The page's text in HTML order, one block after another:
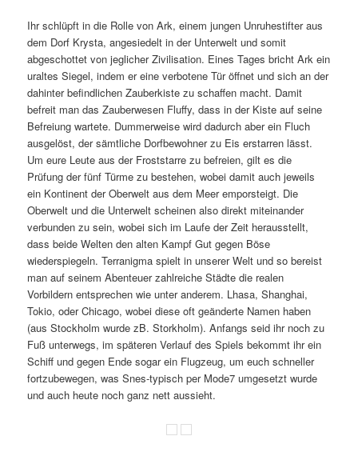
Ihr schlüpft in die Rolle von Ark, einem jungen Unruhestifter aus
dem Dorf Krysta, angesiedelt in der Unterwelt und somit
abgeschottet von jeglicher Zivilisation. Eines Tages bricht Ark ein
uraltes Siegel, indem er eine verbotene Tür öffnet und sich an der
dahinter befindlichen Zauberkiste zu schaffen macht. Damit
befreit man das Zauberwesen Fluffy, dass in der Kiste auf seine
Befreiung wartete. Dummerweise wird dadurch aber ein Fluch
ausgelöst, der sämtliche Dorfbewohner zu Eis erstarren lässt.
Um eure Leute aus der Froststarre zu befreien, gilt es die
Prüfung der fünf Türme zu bestehen, wobei damit auch jeweils
ein Kontinent der Oberwelt aus dem Meer emporsteigt. Die
Oberwelt und die Unterwelt scheinen also direkt miteinander
verbunden zu sein, wobei sich im Laufe der Zeit herausstellt,
dass beide Welten den alten Kampf Gut gegen Böse
wiederspiegeln. Terranigma spielt in unserer Welt und so bereist
man auf seinem Abenteuer zahlreiche Städte die realen
Vorbildern entsprechen wie unter anderem. Lhasa, Shanghai,
Tokio, oder Chicago, wobei diese oft geänderte Namen haben
(aus Stockholm wurde zB. Storkholm). Anfangs seid ihr noch zu
Fuß unterwegs, im späteren Verlauf des Spiels bekommt ihr ein
Schiff und gegen Ende sogar ein Flugzeug, um euch schneller
fortzubewegen, was Snes-typisch per Mode7 umgesetzt wurde
und auch heute noch ganz nett aussieht.